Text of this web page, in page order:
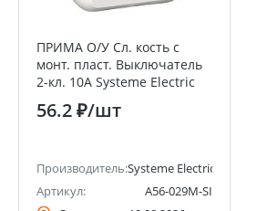
Schneider Electric)
ПРИМА О/У Сл. кость с
монт. пласт. Выключатель
2-кл. 10А Systeme Electric
(Schneider Electric)
56.2 ₽/шт
Производитель:Systeme Electric
Артикул:
A56-029M-SI